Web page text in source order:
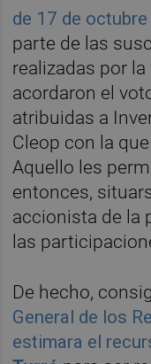
de 17 de
parte de las
realizadas por
acordaron el
atribuidas a
Cleop con la
Aquello les
entonces,
accionista de la
las
De hecho,
General de los
estimara el